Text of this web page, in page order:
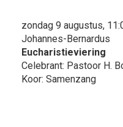
zondag 9 augustus,
Johannes-Bernardus
Eucharistieviering
Celebrant: Pastoor H.
Koor: Samenzang